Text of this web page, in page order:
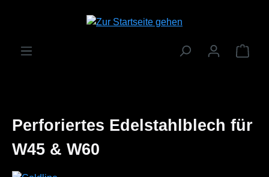
Zum Hauptinhalt springen
Perforiertes Edelstahlblech für
W45 & W60